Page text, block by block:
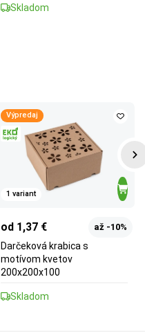
Skladom
Výpredaj
1 variant
od 1,37 € až -10%
Darčeková krabica s
motívom kvetov
200x200x100
Skladom